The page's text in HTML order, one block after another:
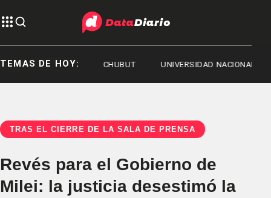
TEMAS DE HOY:
POPFEST 2026 CHUBUT UNIVERSIDAD NACIONAL DE LA
TRAS EL CIERRE DE LA SALA DE PRENSA
Revés para el Gobierno de
Milei: la justicia desestimó la